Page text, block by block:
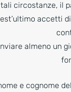
circostanze, il
accetti
almeno un
e cognome